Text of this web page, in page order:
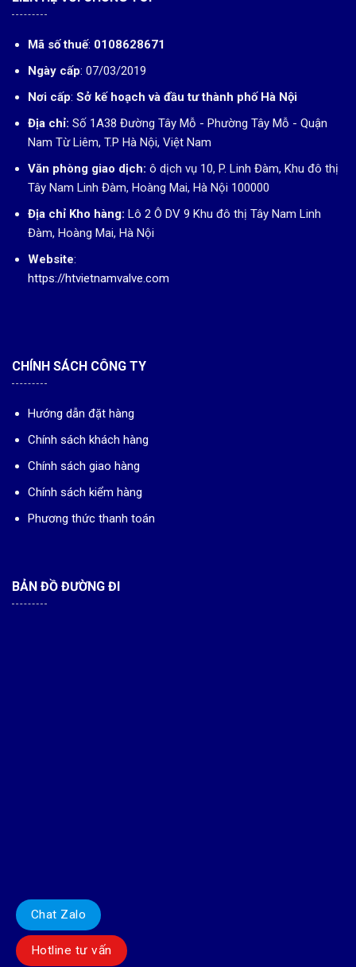
Mã số thuế: 0108628671
Ngày cấp: 07/03/2019
Nơi cấp: Sở kế hoạch và đầu tư thành phố Hà Nội
Địa chỉ: Số 1A38 Đường Tây Mỗ - Phường Tây Mỗ - Quận
Nam Từ Liêm, T.P Hà Nội, Việt Nam
Văn phòng giao dịch: ô dịch vụ 10, P. Linh Đàm, Khu đô thị
Tây Nam Linh Đàm, Hoàng Mai, Hà Nội 100000
Địa chỉ Kho hàng: Lô 2 Ô DV 9 Khu đô thị Tây Nam Linh
Đàm, Hoàng Mai, Hà Nội
Website:
https://htvietnamvalve.com
CHÍNH SÁCH CÔNG TY
Hướng dẫn đặt hàng
Chính sách khách hàng
Chính sách giao hàng
Chính sách kiểm hàng
Phương thức thanh toán
BẢN ĐỒ ĐƯỜNG ĐI
Chat Zalo
Hotline tư vấn